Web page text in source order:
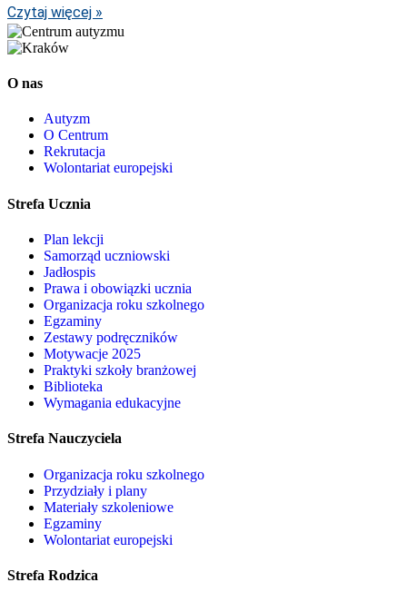
Czytaj więcej »
O nas
Autyzm
O Centrum
Rekrutacja
Wolontariat europejski
Strefa Ucznia
Plan lekcji
Samorząd uczniowski
Jadłospis
Prawa i obowiązki ucznia
Organizacja roku szkolnego
Egzaminy
Zestawy podręczników
Motywacje 2025
Praktyki szkoły branżowej
Biblioteka
Wymagania edukacyjne
Strefa Nauczyciela
Organizacja roku szkolnego
Przydziały i plany
Materiały szkoleniowe
Egzaminy
Wolontariat europejski
Strefa Rodzica